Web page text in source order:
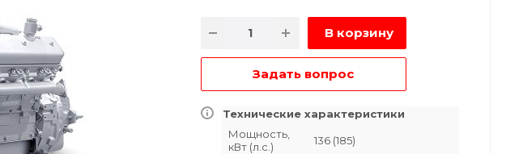
В корзину
Задать вопрос
Технические характеристики
Мощность,
кВт (л.с.)
136 (185)